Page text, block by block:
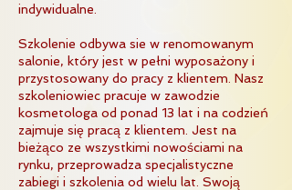
indywidualne.
Szkolenie odbywa sie w renomowanym
salonie, który jest w pełni wyposażony i
przystosowany do pracy z klientem. Nasz
szkoleniowiec pracuje w zawodzie
kosmetologa od ponad 13 lat i na codzień
zajmuje się pracą z klientem. Jest na
bieżąco ze wszystkimi nowościami na
rynku, przeprowadza specjalistyczne
zabiegi i szkolenia od wielu lat. Swoją